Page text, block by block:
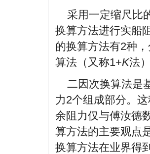
采用一定缩尺比
换算方法进行实船
的换算方法有2种
算法（又称1+K法
二因次换算法是
力2个组成部分。
余阻力仅与傅汝德
算方法的主要观点
换算方法在业界得